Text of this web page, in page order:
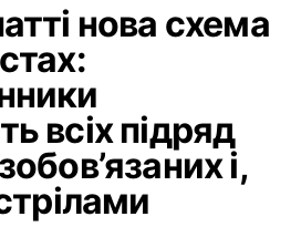
нова схема
всіх підряд
і,